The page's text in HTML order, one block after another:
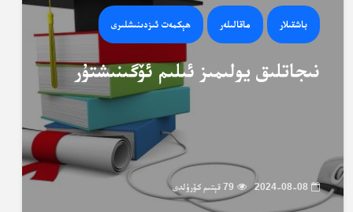
باشقىلار ماقالىلەر ھېكمەت ئىزدىنىشلىرى
نىجاتلىق يولىمىز ئىلىم ئۆگىنىشتۇر
2024-08-08 79 قېتىم كۆرۈلدى